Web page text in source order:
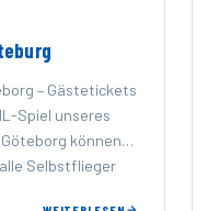
– Gästetickets
Spiel unseres
Göteborg können
Selbstflieger